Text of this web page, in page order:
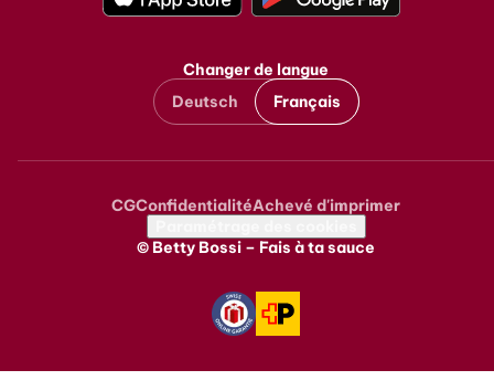
Changer de langue
Deutsch
Français
Metanavigation
CGConfidentialitéAchevé d'imprimer
© Betty Bossi – Fais à ta sauce